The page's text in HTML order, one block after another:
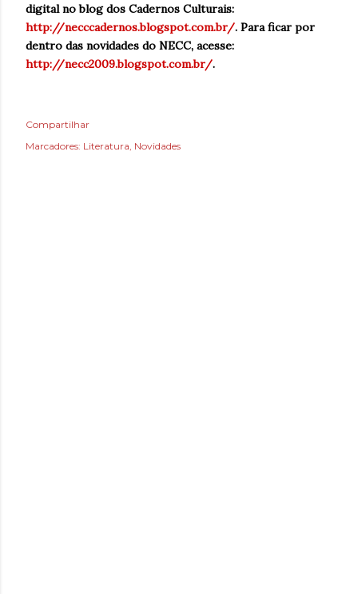
digital no blog dos Cadernos Culturais:
http://necccadernos.blogspot.com.br/. Para ficar por
dentro das novidades do NECC, acesse:
http://necc2009.blogspot.com.br/.
Compartilhar
Marcadores: Literatura Novidades